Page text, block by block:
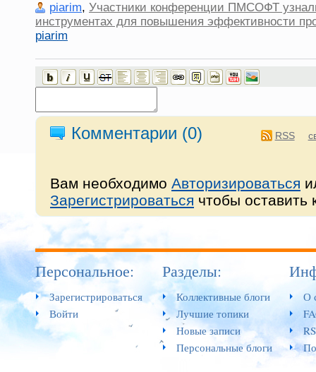
piarim, Участники конференции ПМСОФТ
инструментах для повышения эффективности
piarim
Комментарии (0) RSS
Вам необходимо Авторизироваться
Зарегистрироваться чтобы оставить
Персональное:
Зарегистрироваться
Войти
Разделы:
Коллективные блоги
Лучшие топики
Новые записи
Персональные блоги
О